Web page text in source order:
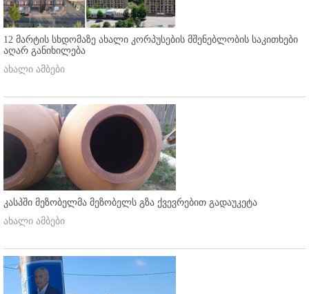
12 მარტის სხდომაზე ახალი კორპუსების მშენებლობის საკითხები
აღარ განიხილება
ახალი ამბები
კასპში მეზობელმა მეზობელს გზა ქვევრებით გადაუკეტა
ახალი ამბები